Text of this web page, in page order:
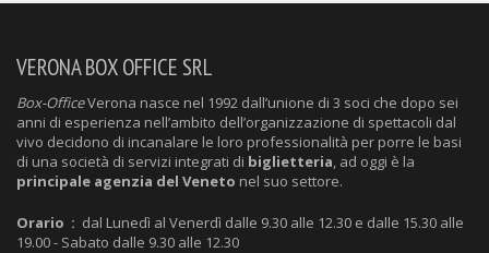
VERONA BOX OFFICE SRL
Box-OfficeVerona nasce nel 1992 dall’unione di 3 soci che dopo sei
anni di esperienza nell’ambito dell’organizzazione di spettacoli dal
vivo decidono di incanalare le loro professionalità per porre le basi
di una società di servizi integrati di biglietteria, ad oggi è la
principale agenzia del Veneto nel suo settore.
Orario : dal Lunedì al Venerdì dalle 9.30 alle 12.30 e dalle 15.30 alle
19.00 - Sabato dalle 9.30 alle 12.30